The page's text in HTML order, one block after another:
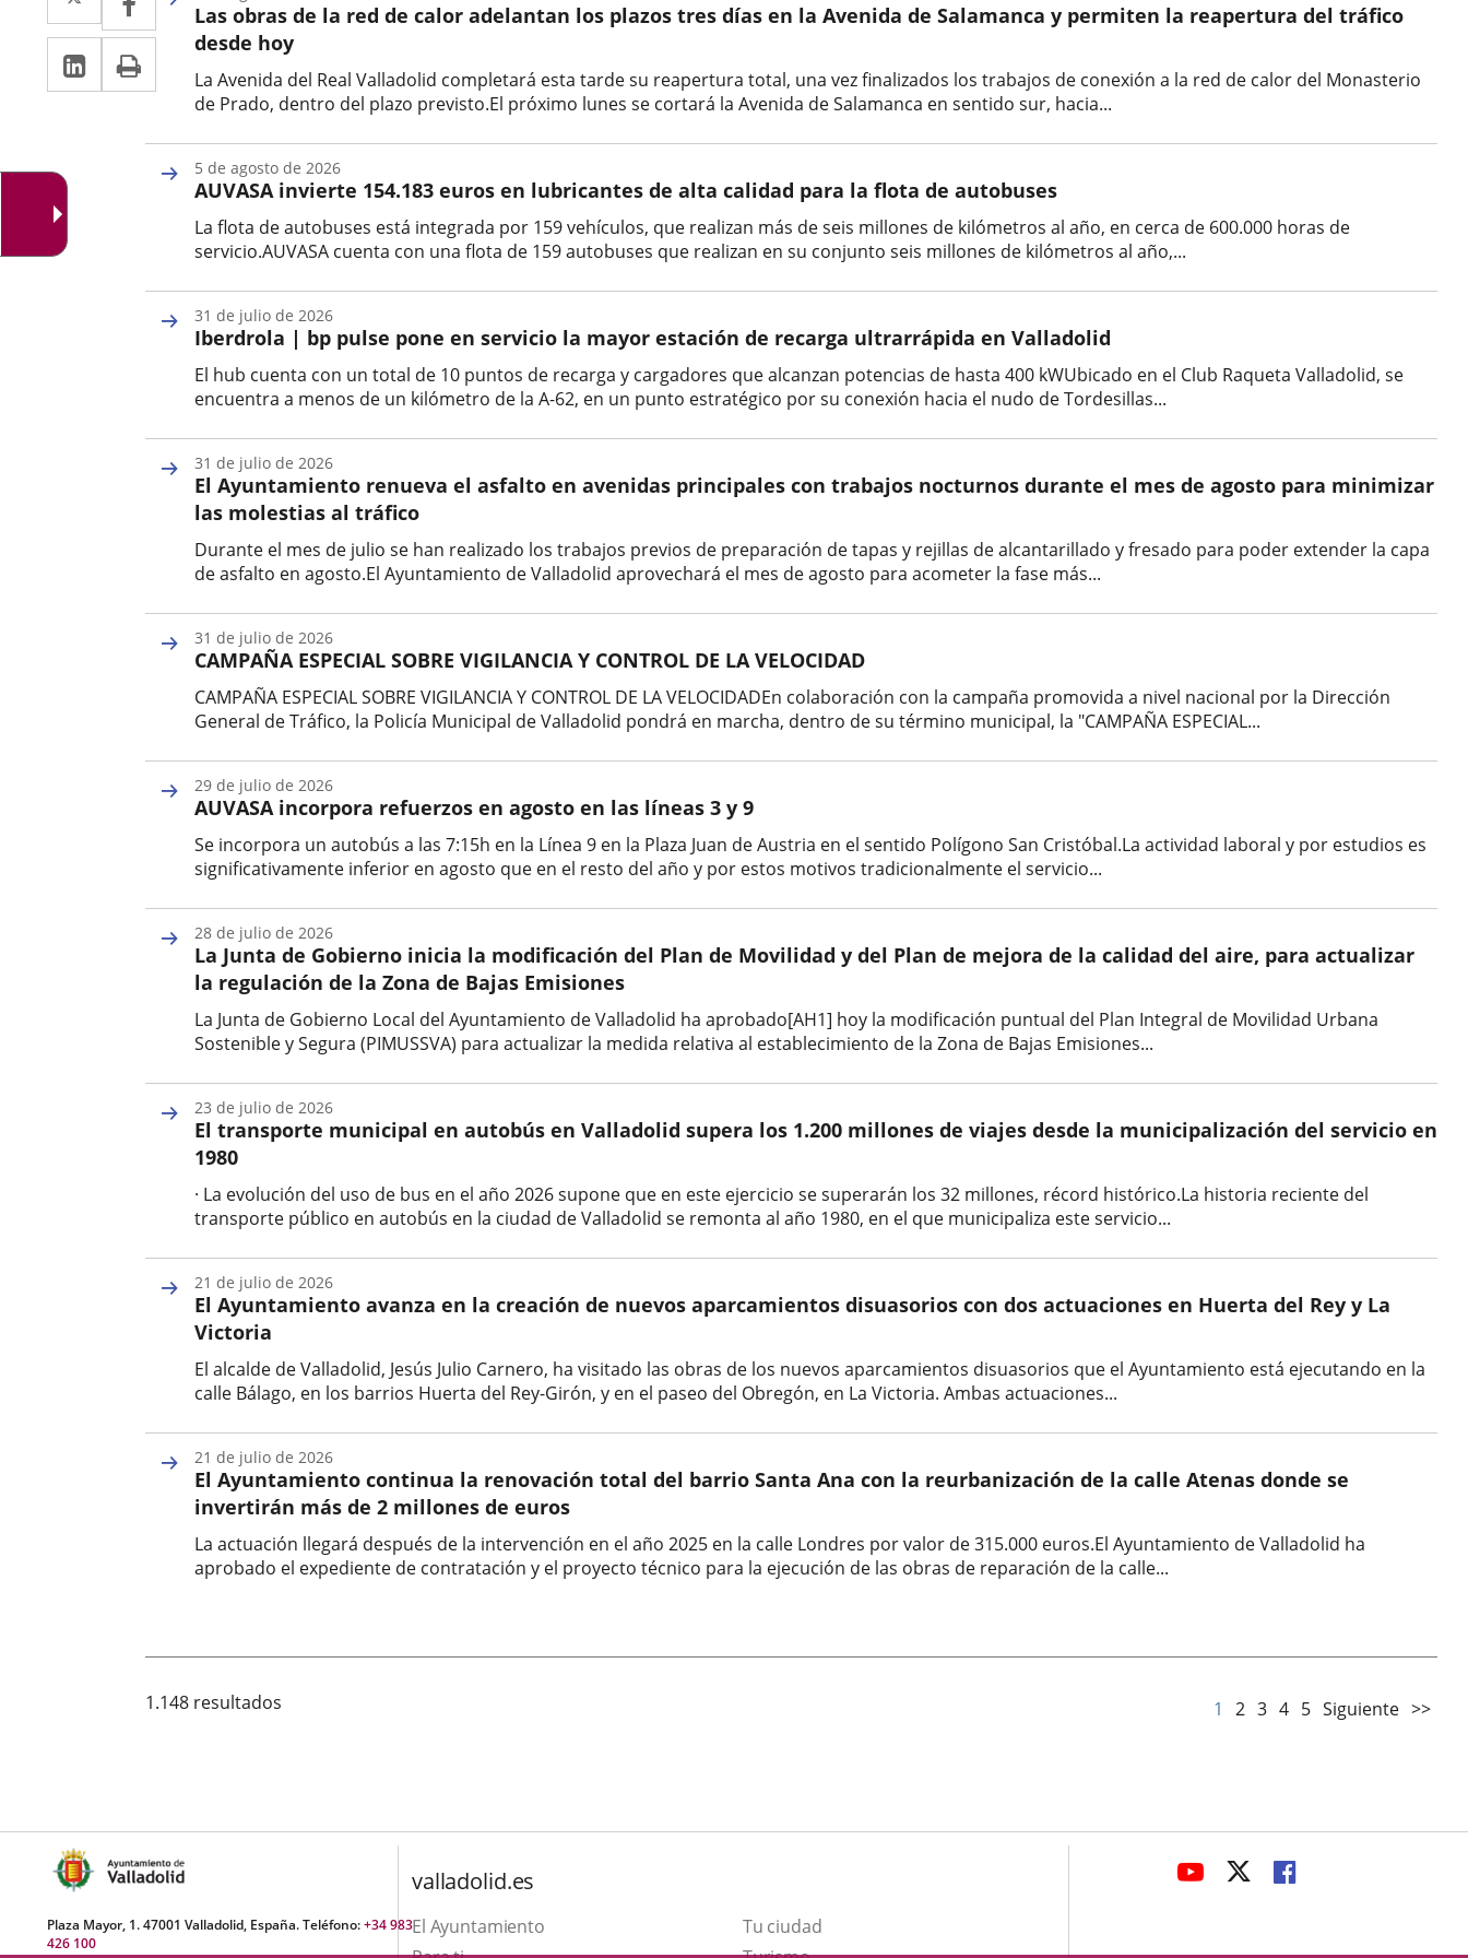
a
una
aplicación
externa.
a
una
aplicación
externa.
LinkedIn
Enlace
a
aplicación
Imprimir
Las obras de la red de calor adelantan los plazos tres días en la Avenida de Salamanca y permiten la reapertura del tráfico
desde hoy
La Avenida del Real Valladolid completará esta tarde su reapertura total, una vez finalizados los trabajos de conexión a la red de calor del Monasterio
de Prado, dentro del plazo previsto.El próximo lunes se cortará la Avenida de Salamanca en sentido sur, hacia...
la
noticia
AUVASA invierte 154.183 euros en lubricantes de alta calidad para la flota de autobuses
La flota de autobuses está integrada por 159 vehículos, que realizan más de seis millones de kilómetros al año, en cerca de 600.000 horas de
servicio.AUVASA cuenta con una flota de 159 autobuses que realizan en su conjunto seis millones de kilómetros al año,...
la
noticia
5 de agosto de 2026
Iberdrola | bp pulse pone en servicio la mayor estación de recarga ultrarrápida en Valladolid
El hub cuenta con un total de 10 puntos de recarga y cargadores que alcanzan potencias de hasta 400 kWUbicado en el Club Raqueta Valladolid, se
encuentra a menos de un kilómetro de la A-62, en un punto estratégico por su conexión hacia el nudo de Tordesillas...
la
noticia
31 de julio de 2026
El Ayuntamiento renueva el asfalto en avenidas principales con trabajos nocturnos durante el mes de agosto para minimizar
las molestias al tráfico
Durante el mes de julio se han realizado los trabajos previos de preparación de tapas y rejillas de alcantarillado y fresado para poder extender la capa
de asfalto en agosto.El Ayuntamiento de Valladolid aprovechará el mes de agosto para acometer la fase más...
la
noticia
31 de julio de 2026
CAMPAÑA ESPECIAL SOBRE VIGILANCIA Y CONTROL DE LA VELOCIDAD
CAMPAÑA ESPECIAL SOBRE VIGILANCIA Y CONTROL DE LA VELOCIDADEn colaboración con la campaña promovida a nivel nacional por la Dirección
General de Tráfico, la Policía Municipal de Valladolid pondrá en marcha, dentro de su término municipal, la "CAMPAÑA ESPECIAL...
la
noticia
31 de julio de 2026
AUVASA incorpora refuerzos en agosto en las líneas 3 y 9
Se incorpora un autobús a las 7:15h en la Línea 9 en la Plaza Juan de Austria en el sentido Polígono San Cristóbal.La actividad laboral y por estudios es
significativamente inferior en agosto que en el resto del año y por estos motivos tradicionalmente el servicio...
la
noticia
29 de julio de 2026
La Junta de Gobierno inicia la modificación del Plan de Movilidad y del Plan de mejora de la calidad del aire, para actualizar
la regulación de la Zona de Bajas Emisiones
La Junta de Gobierno Local del Ayuntamiento de Valladolid ha aprobado[AH1] hoy la modificación puntual del Plan Integral de Movilidad Urbana
Sostenible y Segura (PIMUSSVA) para actualizar la medida relativa al establecimiento de la Zona de Bajas Emisiones...
la
noticia
28 de julio de 2026
El transporte municipal en autobús en Valladolid supera los 1.200 millones de viajes desde la municipalización del servicio en
1980
· La evolución del uso de bus en el año 2026 supone que en este ejercicio se superarán los 32 millones, récord histórico.La historia reciente del
transporte público en autobús en la ciudad de Valladolid se remonta al año 1980, en el que municipaliza este servicio...
la
noticia
23 de julio de 2026
El Ayuntamiento avanza en la creación de nuevos aparcamientos disuasorios con dos actuaciones en Huerta del Rey y La
Victoria
El alcalde de Valladolid, Jesús Julio Carnero, ha visitado las obras de los nuevos aparcamientos disuasorios que el Ayuntamiento está ejecutando en la
calle Bálago, en los barrios Huerta del Rey-Girón, y en el paseo del Obregón, en La Victoria. Ambas actuaciones...
la
noticia
21 de julio de 2026
El Ayuntamiento continua la renovación total del barrio Santa Ana con la reurbanización de la calle Atenas donde se
invertirán más de 2 millones de euros
La actuación llegará después de la intervención en el año 2025 en la calle Londres por valor de 315.000 euros.El Ayuntamiento de Valladolid ha
aprobado el expediente de contratación y el proyecto técnico para la ejecución de las obras de reparación de la calle...
noticia
21 de julio de 2026
1.148 resultados 1 2 3 4 5 Siguiente >>
Plaza Mayor, 1. 47001 Valladolid, España. Teléfono:+34 983
426 100
valladolid.es
El Ayuntamiento
Tu ciudad
ENLACE
APLICACIÓN
ENLACE
APLICACIÓN
ENLACE
APLICACIÓN